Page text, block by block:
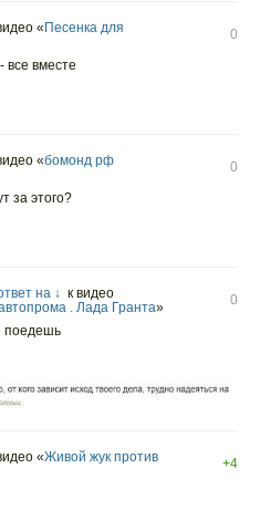
« Песенка для
0
все вместе
«бомонд рф
0
за этого?
на ↓ к видео
. Лада Гранта»
0
поедешь
«Живой жук против
+4